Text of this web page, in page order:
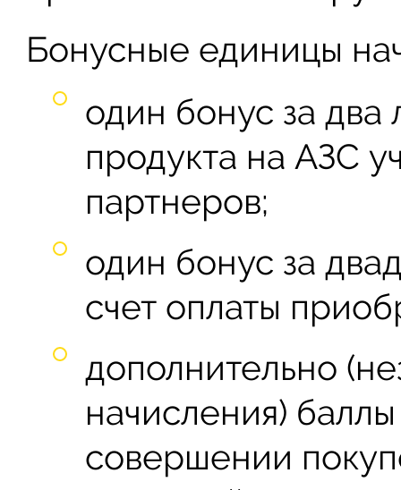
Бонусные единицы
один бонус за два
продукта на АЗС
партнеров;
один бонус за
счет оплаты
дополнительно
начисления)
совершении